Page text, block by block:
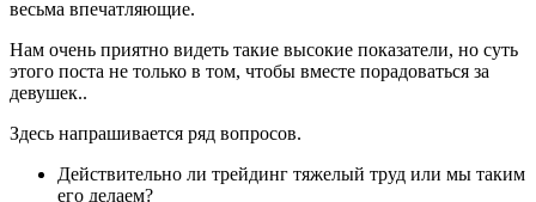
весьма впечатляющие.
Нам очень приятно видеть такие высокие показатели, но суть
этого поста не только в том, чтобы вместе порадоваться за
девушек..
Здесь напрашивается ряд вопросов.
Действительно ли трейдинг тяжелый труд или мы таким
его делаем?